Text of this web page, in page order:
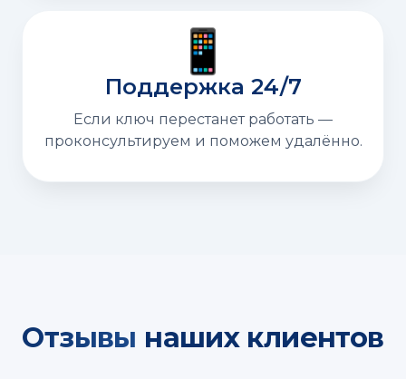
📱
Поддержка 24/7
Если ключ перестанет работать —
проконсультируем и поможем удалённо.
Отзывы наших клиентов